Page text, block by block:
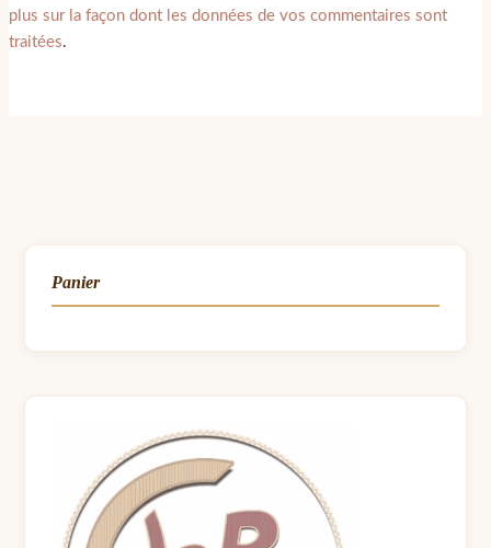
plus sur la façon dont les données de vos commentaires sont
traitées.
Panier